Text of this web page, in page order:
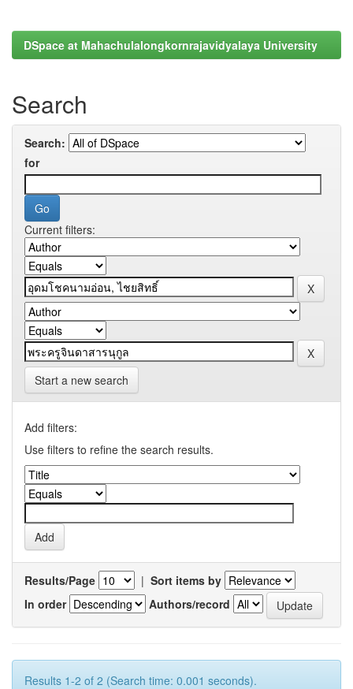
DSpace at Mahachulalongkornrajavidyalaya University
Search
Search:
for
Current filters:
Start a new search
Add filters:
Use filters to refine the search results.
Results/Page | Sort items by
In order
Authors/record
Results 1-2 of 2 (Search time: 0.001 seconds).